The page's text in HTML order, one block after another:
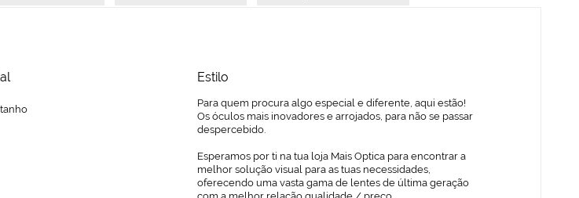
Estilo
Para quem procura algo especial e diferente, aqui estão!
Os óculos mais inovadores e arrojados, para não se passar
despercebido.
Esperamos por ti na tua loja Mais Optica para encontrar a
melhor solução visual para as tuas necessidades,
oferecendo uma vasta gama de lentes de última geração